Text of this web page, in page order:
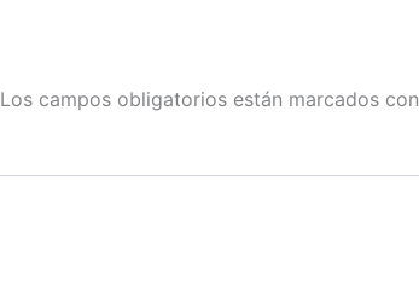
Los campos obligatorios están marcados con